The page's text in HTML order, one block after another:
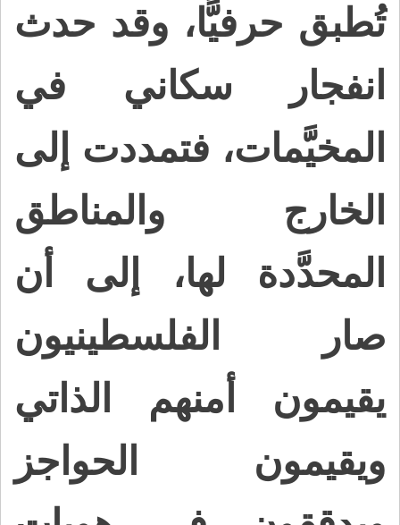
تُطبق حرفيًّا، وقد حدث
انفجار سكاني في
المخيَّمات، فتمددت إلى
الخارج والمناطق
المحدَّدة لها، إلى أن
صار الفلسطينيون
يقيمون أمنهم الذاتي
ويقيمون الحواجز